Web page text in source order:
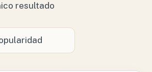
resultado